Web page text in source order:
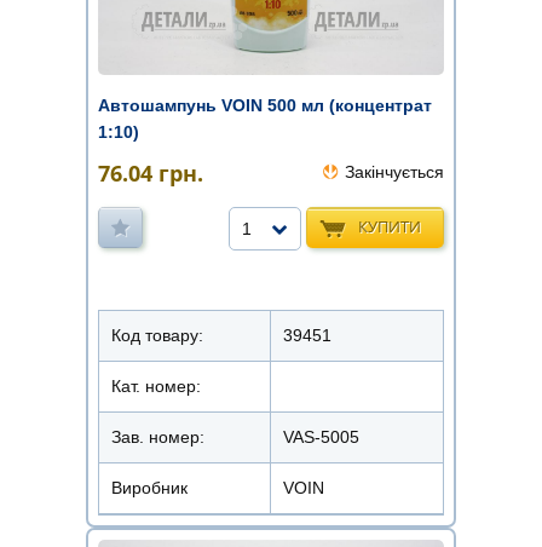
Автошампунь VOIN 500 мл (концентрат
1:10)
76.04 грн. Закінчується
КУПИТИ
1
Код товару: 39451
Кат. номер:
Зав. номер: VAS-5005
Виробник VOIN